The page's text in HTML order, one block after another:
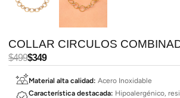
COLLAR CIRCULOS
Precio
habitual
$499Precio
oferta
$349
Material alta calidad: Acero Inoxidable
Característica destacada: Hipoalergénico,